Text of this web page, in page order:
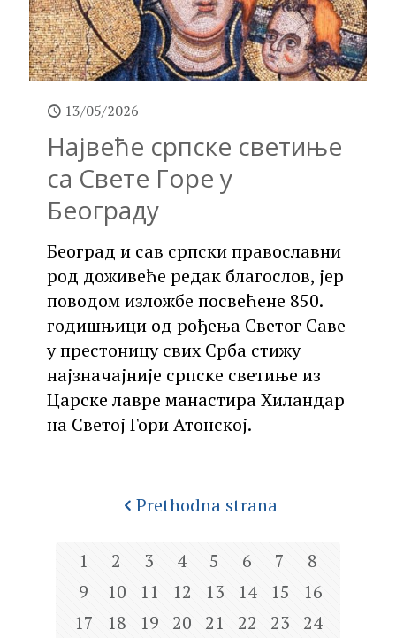
13/05/2026
Највеће српске светиње
са Свете Горе у
Београду
Београд и сав српски православни
род доживеће редак благослов, јер
поводом изложбе посвећене 850.
годишњици од рођења Светог Саве
у престоницу свих Срба стижу
најзначајније српске светиње из
Царске лавре манастира Хиландар
на Светој Гори Атонској.
Prethodna strana
1 2 3 4 5 6 7
8
9
10 11 12 13 14 15
16
17
18 19 20 21 22 23
24